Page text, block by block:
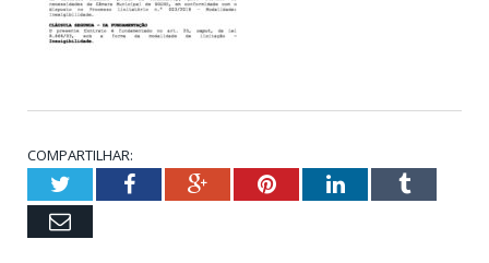
COMPARTILHAR:
TwitterFacebookGoogle+PinterestLinkedInTumblr
Email